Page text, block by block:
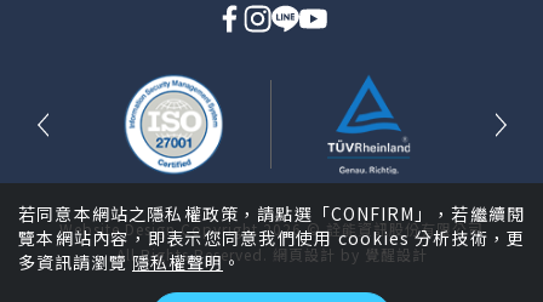
Website DesignCopyright 2026 © 詮能資訊股份有限公司
All Rights Reserved. 網頁設計 by 覺醒設計
若同意本網站之隱私權政策，請點選「CONFIRM」，若繼續閱
覽本網站內容，即表示您同意我們使用 cookies 分析技術，更
多資訊請瀏覽隱私權聲明。